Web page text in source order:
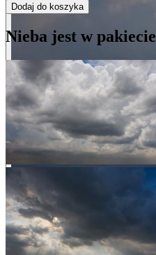
Dodaj do koszyka
Nieba jest w pakiecie